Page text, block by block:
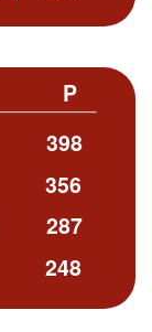
P
398
356
287
248